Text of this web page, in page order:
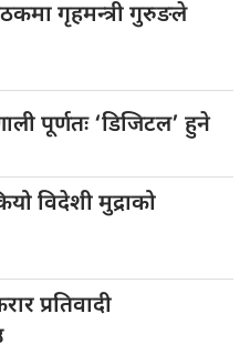
गृहमन्त्री गुरुङले
पूर्णतः ‘डिजिटल’ हुने
विदेशी मुद्राको
प्रतिवादी